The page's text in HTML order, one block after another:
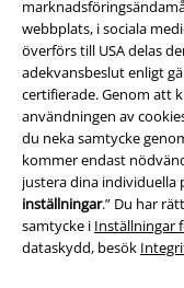
webbplats, i sociala
överförs till USA delas
adekvansbeslut enligt
certifierade. Genom att
användningen av
du neka samtycke
kommer endast
justera dina individuella
inställningar.” Du har
samtycke i Inställningar
dataskydd, besök
Villkor
Om oss
Ladda ner villkoren
Avfallshantering och
Försäkran om